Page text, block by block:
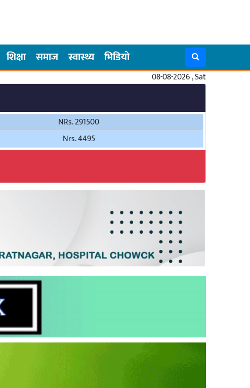
शिक्षा समाज स्वास्थ्य भिडियो
08-08-2026 , Sat
NRs. 291500
Nrs. 4495